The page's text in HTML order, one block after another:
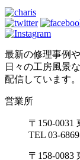
最新の修理事例や
日々の工房風景
配信しています。
営業所
〒150-0031
TEL 03-
〒158-0083